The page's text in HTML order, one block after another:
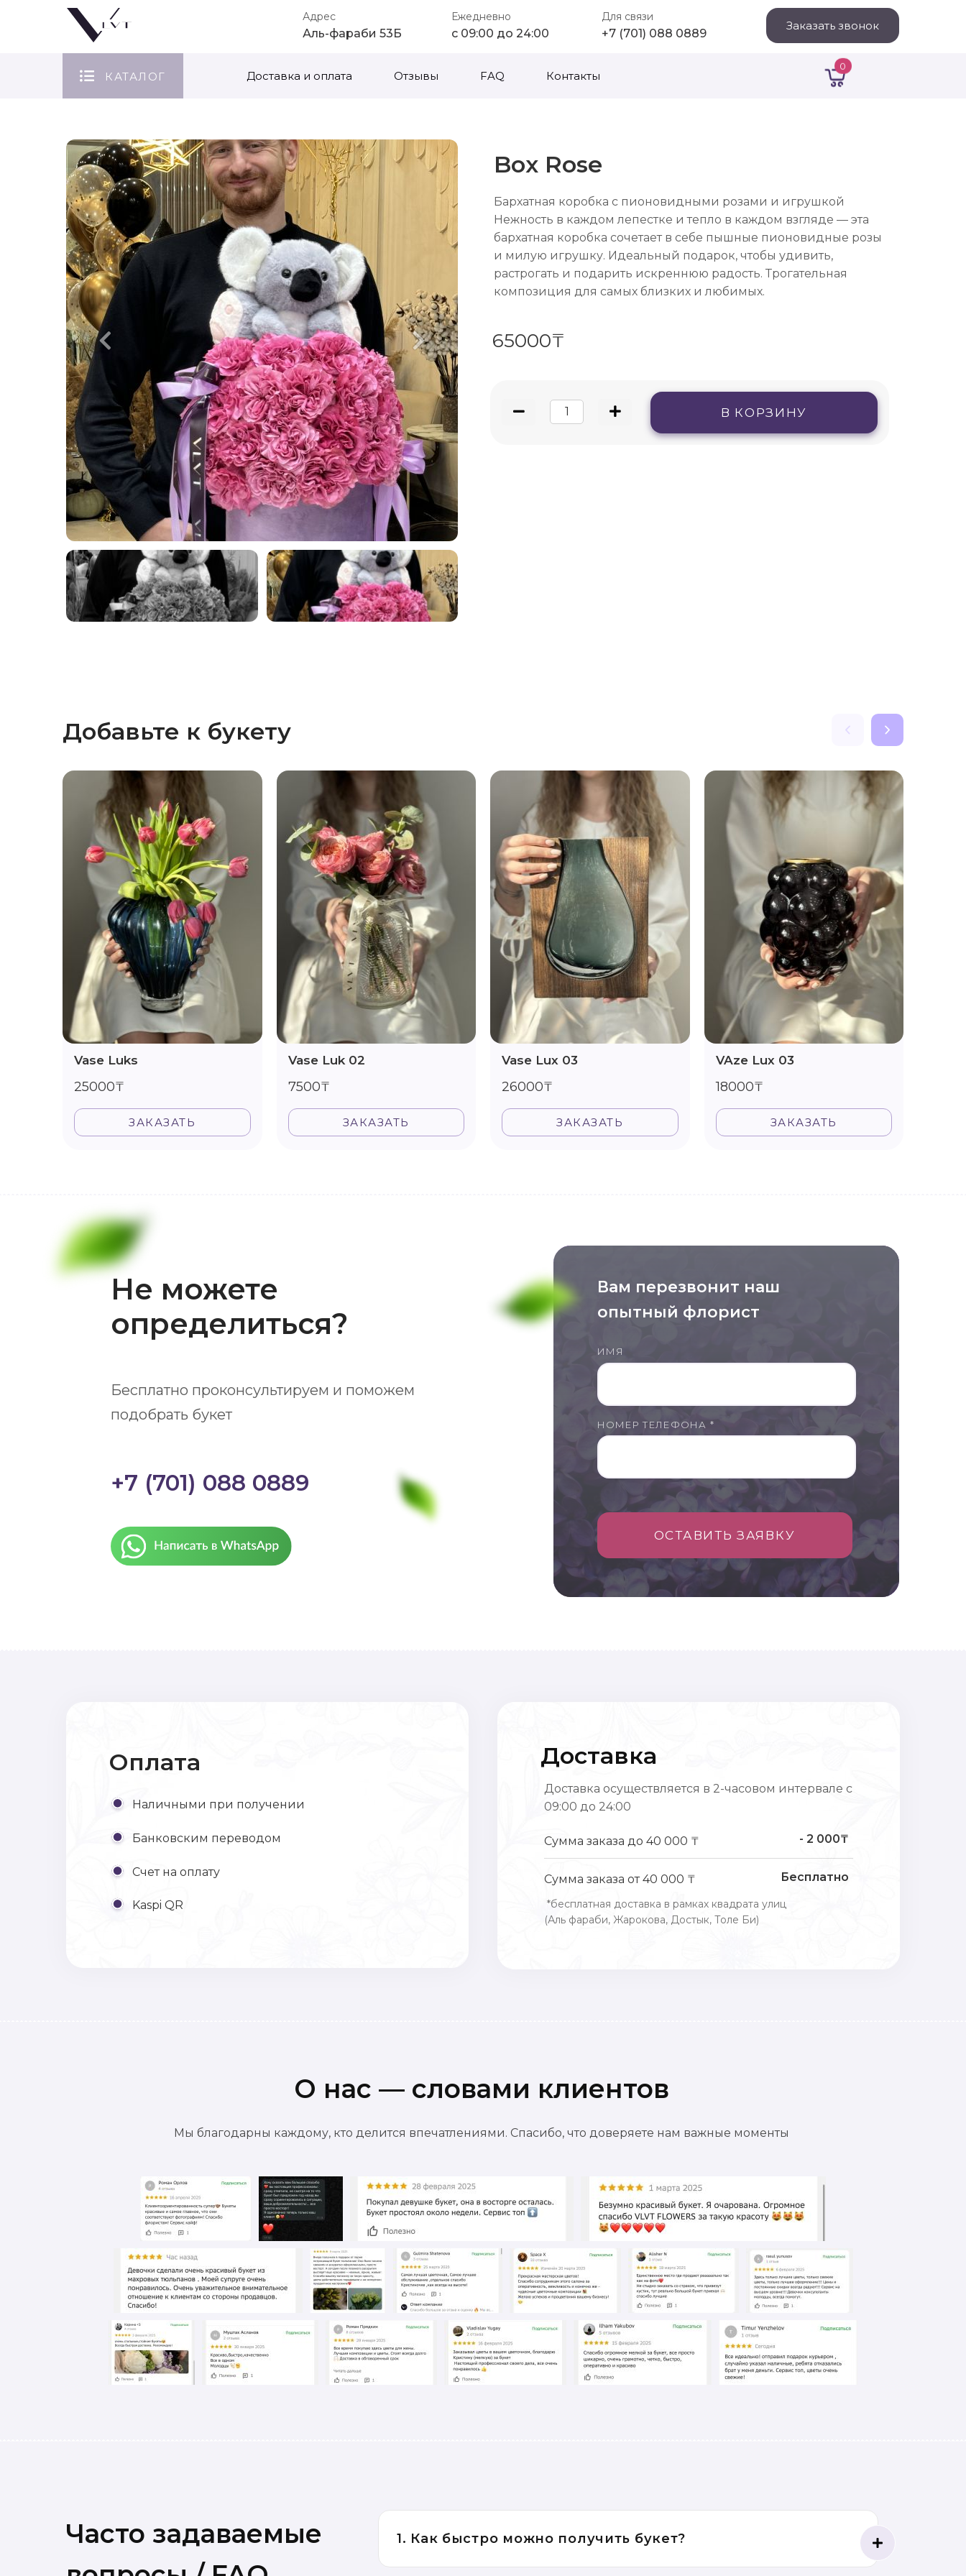
Адрес
Аль-фараби 53Б
Ежедневно
с 09:00 до 24:00
Для связи
+7 (701) 088 0889
Заказать звонок
КАТАЛОГ Доставка и оплата Отзывы FAQ Контакты
0
Box Rose
Бархатная коробка с пионовидными розами и игрушкой
Нежность в каждом лепестке и тепло в каждом взгляде — эта
бархатная коробка сочетает в себе пышные пионовидные розы
и милую игрушку. Идеальный подарок, чтобы удивить,
растрогать и подарить искреннюю радость. Трогательная
композиция для самых близких и любимых.
65000₸
В КОРЗИНУ
Добавьте к букету
Vase Luks
25000₸
ЗАКАЗАТЬ
Vase Luk 02
7500₸
ЗАКАЗАТЬ
Vase Lux 03
26000₸
ЗАКАЗАТЬ
VAze Lux 03
18000₸
ЗАКАЗАТЬ
Не можете
определиться?
Бесплатно проконсультируем и поможем
подобрать букет
+7 (701) 088 0889
Вам перезвонит наш
опытный флорист
ИМЯ
НОМЕР ТЕЛЕФОНА *
ОСТАВИТЬ ЗАЯВКУ
Оплата
Наличными при получении
Банковским переводом
Счет на оплату
Kaspi QR
Доставка
Доставка осуществляется в 2-часовом интервале с
09:00 до 24:00
Сумма заказа до 40 000 ₸ - 2 000₸
Сумма заказа от 40 000 ₸ Бесплатно
*бесплатная доставка в рамках квадрата улиц
(Аль фараби, Жарокова, Достык, Толе Би)
О нас — словами клиентов
Мы благодарны каждому, кто делится впечатлениями. Спасибо, что доверяете нам важные моменты
Часто задаваемые
1. Как быстро можно получить букет?